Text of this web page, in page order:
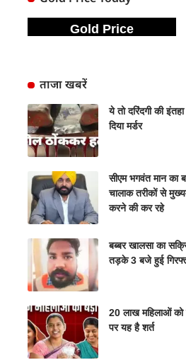
Gold Price
ताजा खबरें
ये तो दरिंदगी की
दिया मर्डर
सीएम भगवंत मान का
चालाक तरीकों से
करने की कर रहे
बब्बर खालसा का
तड़के 3 बजे हुई
20 लाख महिलाओं
पर यह है शर्त